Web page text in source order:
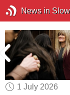
News in
1 July 2026